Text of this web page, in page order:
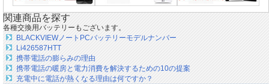
関連商品を探す
各種交換用バッテリーもございます。
BLACKVIEWノートPCバッテリーモデルナンバー
Li426587HTT
携帯電話の膨らみの理由
携帯電話の暖房と電力消費を解決するための10の提案
充電中に電話が熱くなる理由は何ですか？